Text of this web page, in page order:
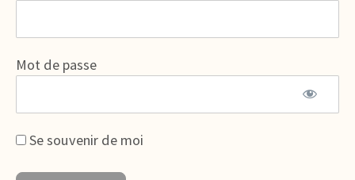
Mot de passe
Se souvenir de moi